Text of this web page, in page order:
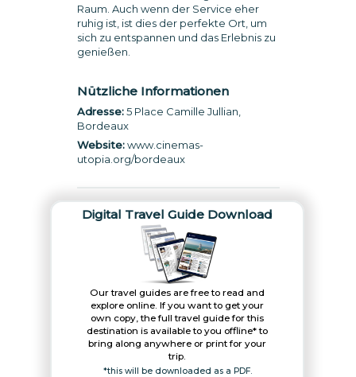
Raum. Auch wenn der Service eher
ruhig ist, ist dies der perfekte Ort, um
sich zu entspannen und das Erlebnis zu
genießen.
Nützliche Informationen
Adresse:5 Place Camille Jullian,
Bordeaux
Website: www.cinemas-
utopia.org/bordeaux
Digital Travel Guide Download
Our travel guides are free to read and
explore online. If you want to get your
own copy, the full travel guide for this
destination is available to you offline* to
bring along anywhere or print for your
trip.​
*this will be downloaded as a PDF.